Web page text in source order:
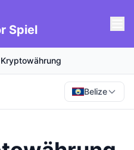
Spiel
Kryptowährung
Belize